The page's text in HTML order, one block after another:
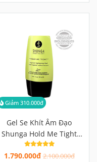
Giảm 310.000đ
Gel Se Khít Âm Đạo
Shunga Hold Me Tight
Tăng Ma Sát, Tăng Cảm
Giác, Cho Đêm Chạm Đến
1.790.000đ 2.100.000đ